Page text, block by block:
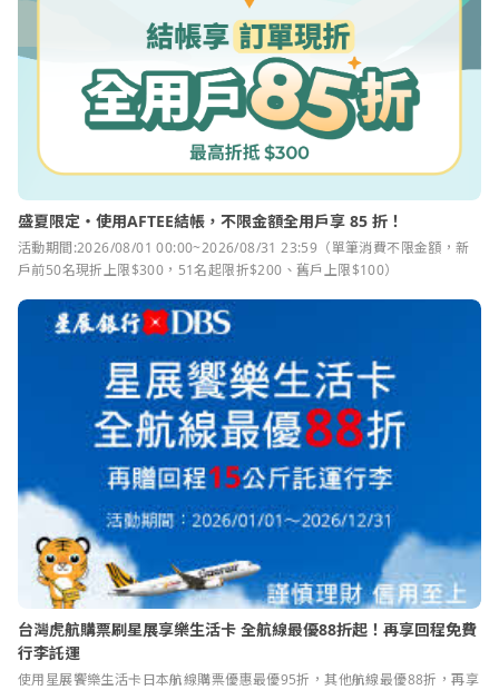
盛夏限定・使用AFTEE結帳，不限金額全用戶享 85 折！
活動期間:2026/08/01 00:00~2026/08/31 23:59（單筆消費不限金額，新
戶前50名現折上限$300，51名起限折$200、舊戶上限$100）
台灣虎航購票刷星展享樂生活卡 全航線最優88折起！再享回程免費
行李託運
使用星展饗樂生活卡日本航線購票優惠最優95折，其他航線最優88折，再享